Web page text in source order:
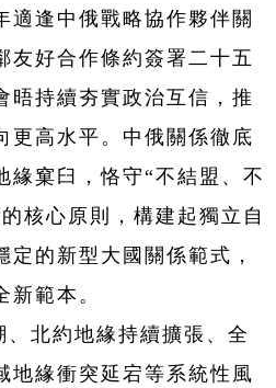
適逢中俄戰略協作夥伴關
友好合作條約簽署二十五
晤持續夯實政治互信，推
更高水平。中俄關係徹底
緣窠臼，恪守“不結盟、不
核心原則，構建起獨立自
定的新型大國關係範式，
範本。
、北約地緣持續擴張、全
地緣衝突延宕等系統性風